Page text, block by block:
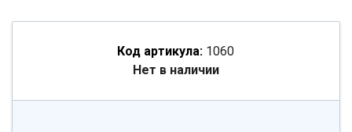
Код артикула: 1060
Нет в наличии